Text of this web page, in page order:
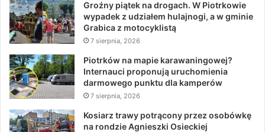
Groźny piątek na drogach. W Piotrkowie
wypadek z udziałem hulajnogi, a w gminie
Grabica z motocyklistą
7 sierpnia, 2026
Piotrków na mapie karawaningowej?
Internauci proponują uruchomienia
darmowego punktu dla kamperów
7 sierpnia, 2026
Kosiarz trawy potrącony przez osobówkę
na rondzie Agnieszki Osieckiej